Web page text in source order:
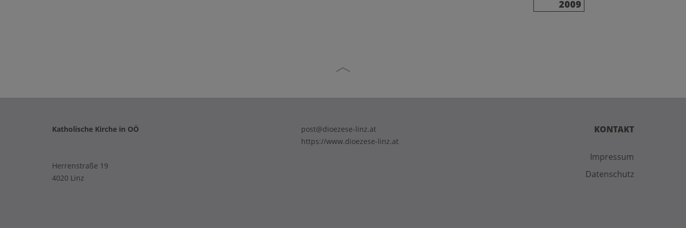
2009
KONTAKT
Impressum
Datenschutz
Katholische Kirche in OÖ
Herrenstraße 19
4020 Linz
post@dioezese-linz.at
https://www.dioezese-linz.at